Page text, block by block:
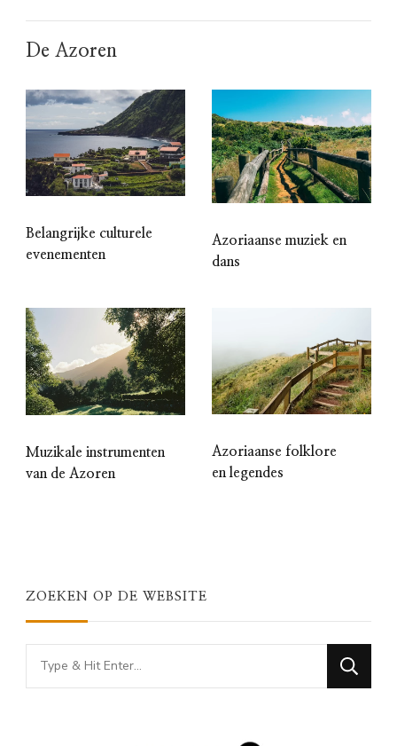
De Azoren
Belangrijke culturele
evenementen
Azoriaanse muziek en
dans
Muzikale instrumenten
van de Azoren
Azoriaanse folklore
en legendes
ZOEKEN OP DE WEBSITE
Looking
for